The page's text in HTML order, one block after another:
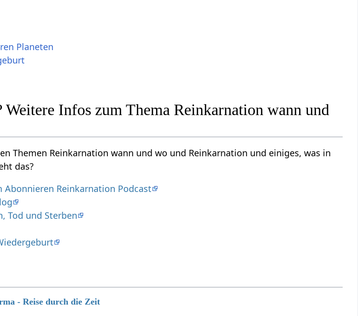
Planeten
Weitere Infos zum Thema Reinkarnation wann und
Themen Reinkarnation wann und wo und Reinkarnation und einiges, was in
das?
Abonnieren Reinkarnation Podcast
Tod und Sterben
- Reise durch die Zeit